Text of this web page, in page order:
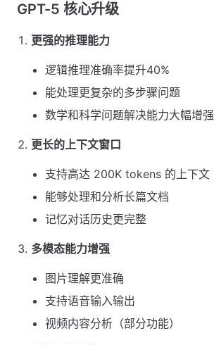
GPT-5 核心升级
更强的推理能力
逻辑推理准确率提升40%
能处理更复杂的多步骤问题
数学和科学问题解决能力大幅增强
更长的上下文窗口
支持高达 200K tokens 的上下文
能够处理和分析长篇文档
记忆对话历史更完整
多模态能力增强
图片理解更准确
支持语音输入输出
视频内容分析（部分功能）